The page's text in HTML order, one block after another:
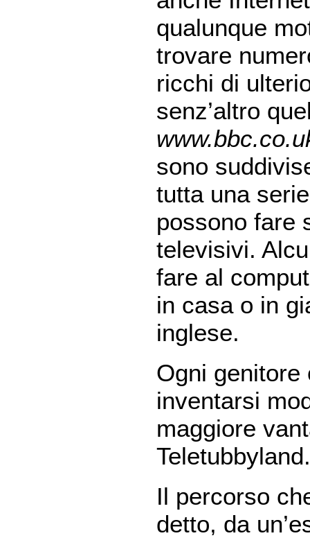
qualunque
trovare
ricchi di
senz’altro
sono
tutta una
possono fare
televisivi.
fare al
in casa o in
inglese.
Ogni genitore
inventarsi
maggiore
Teletubbyland.
Il percorso
detto, da